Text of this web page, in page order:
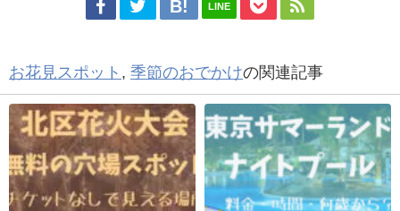
LINE
お花見スポット 季節のおでかけの関連記事